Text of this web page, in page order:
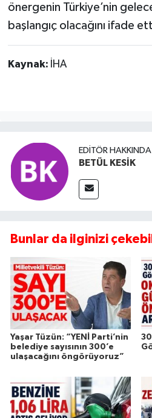
önergenin Türkiye’nin
başlangıç olacağını ifade
Kaynak: İHA
EDITÖR HAKKINDA
BETÜL KESİK
Bunlar da ilginizi
Yaşar Tüzün: “YENİ Parti’nin
belediye sayısının 300’e
ulaşacağını öngörüyoruz”